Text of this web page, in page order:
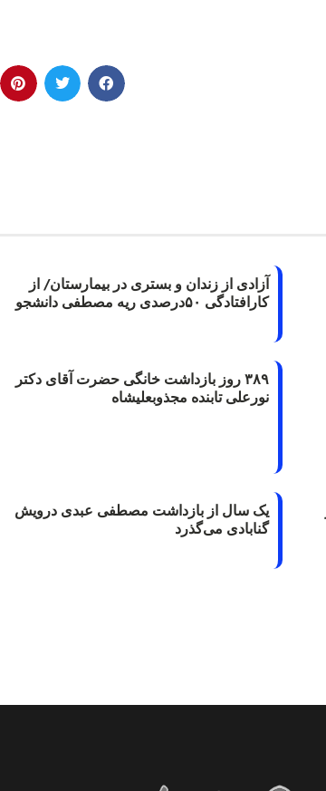
آزادی از زندان و بستری در بیمارستان/ از
کارافتادگی ۵۰درصدی ریه مصطفی دانشجو
۳۸۹ روز بازداشت خانگی حضرت آقای دکتر
نورعلی تابنده مجذوبعلیشاه
یک سال از بازداشت مصطفی عبدی درویش
گنابادی می‌گذرد